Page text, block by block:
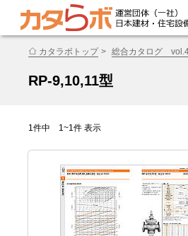
カタラボトップ 総合カタログ
RP-9,10,11型
1件中 1~1件 表示